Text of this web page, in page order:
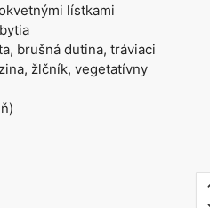
lístkami
brušná dutina, tráviaci
žlčník, vegetatívny